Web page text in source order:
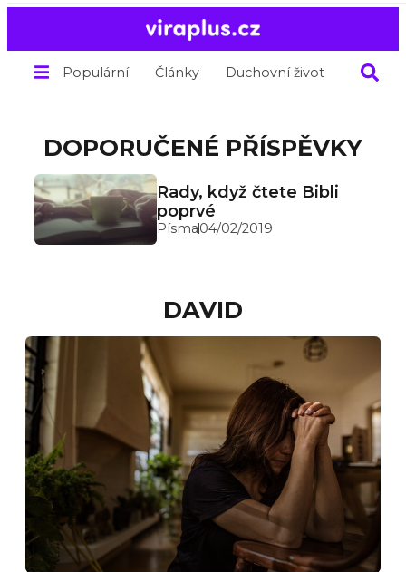
Populární Články Duchovní život O nás
DOPORUČENÉ PŘÍSPĚVKY
Rady, když čtete Bibli
poprvé
Písma04/02/2019
DAVID